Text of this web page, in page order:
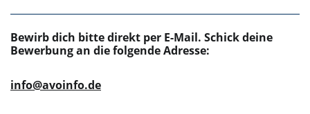
Bewirb dich bitte direkt per E-Mail. Schick deine
Bewerbung an die folgende Adresse:
info@avoinfo.de